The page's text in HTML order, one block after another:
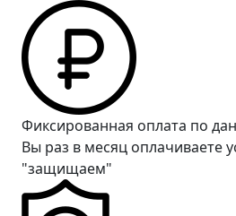
Фиксированная оплата по
Вы раз в месяц оплачиваете
"защищаем"